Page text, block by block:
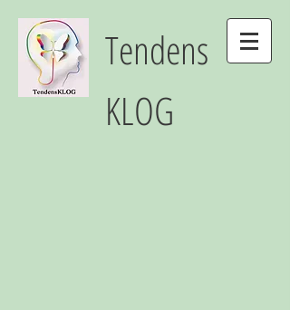
Tendens
KLOG